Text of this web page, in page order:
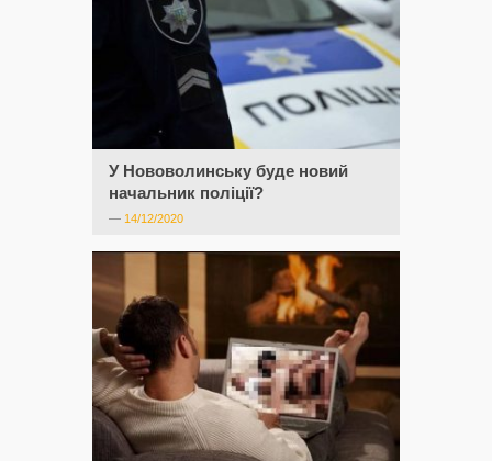
У Нововолинську буде новий
начальник поліції?
— 14/12/2020